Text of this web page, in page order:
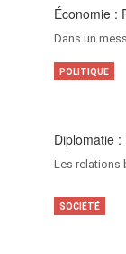
Économie :
Dans un
Diplomatie
Les relations
POLITIQUE
SOCIÉTÉ